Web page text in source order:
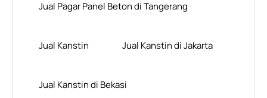
Jual Pagar Panel Beton di Tangerang
Jual Kanstin Jual Kanstin di Jakarta
Jual Kanstin di Bekasi